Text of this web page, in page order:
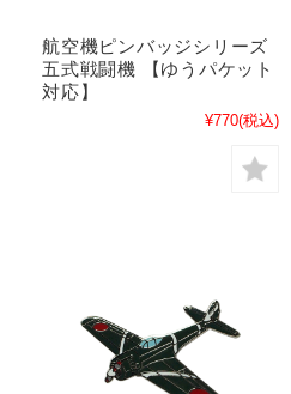
航空機ピンバッジシリーズ
五式戦闘機 【ゆうパケット
対応】
¥770(税込)